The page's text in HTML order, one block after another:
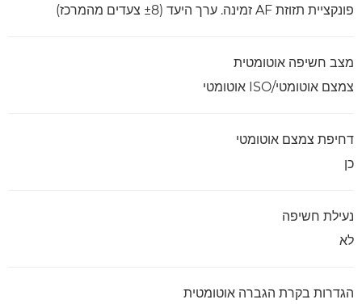
פונקציית תזוזת AF זמינה. ערך היעד (±8 צעדים מהמרכז)
מצב חשיפה אוטומטית
צמצם אוטומטי/ISO אוטומטי
דחיפת צמצם אוטומטי
כן
נעילת חשיפה
לא
הגדרות בקרת הגברה אוטומטית